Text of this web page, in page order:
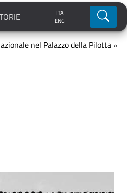
ITA
ENG
nel Palazzo della Pilotta »